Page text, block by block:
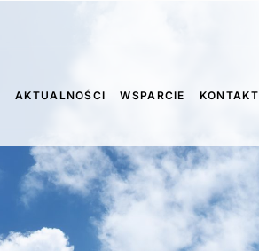
AKTUALNOŚCI WSPARCIE KONTAKT